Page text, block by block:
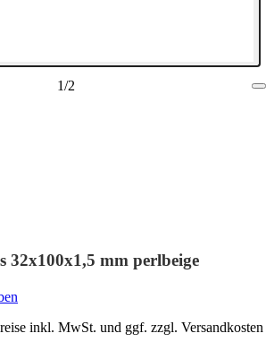
1/2
32x100x1,5 mm perlbeige
inkl. MwSt. und ggf. zzgl. Versandkosten